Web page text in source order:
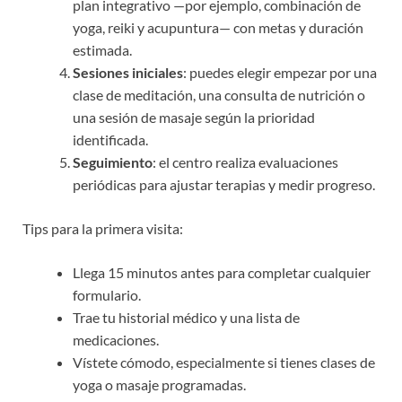
plan integrativo —por ejemplo, combinación de
yoga, reiki y acupuntura— con metas y duración
estimada.
Sesiones iniciales: puedes elegir empezar por una
clase de meditación, una consulta de nutrición o
una sesión de masaje según la prioridad
identificada.
Seguimiento: el centro realiza evaluaciones
periódicas para ajustar terapias y medir progreso.
Tips para la primera visita:
Llega 15 minutos antes para completar cualquier
formulario.
Trae tu historial médico y una lista de
medicaciones.
Vístete cómodo, especialmente si tienes clases de
yoga o masaje programadas.